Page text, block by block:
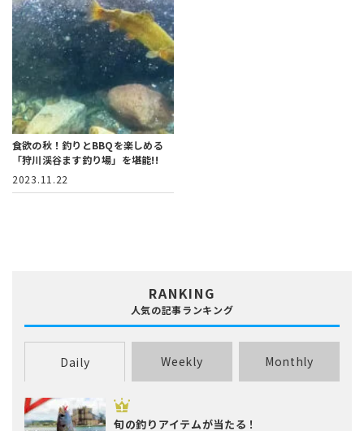
食欲の秋！釣りとBBQを楽しめる
「狩川渓谷ます釣り場」を堪能!!
2023.11.22
RANKING
人気の記事ランキング
Daily Weekly Monthly
旬の釣りアイテムが当たる！